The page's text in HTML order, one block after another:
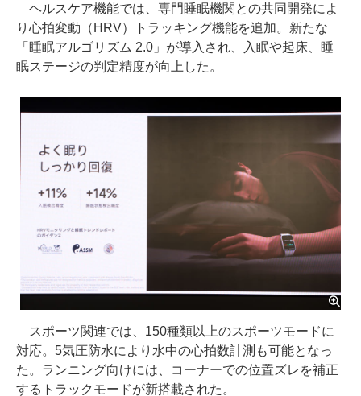
ヘルスケア機能では、専門睡眠機関との共同開発によ
り心拍変動（HRV）トラッキング機能を追加。新たな
「睡眠アルゴリズム 2.0」が導入され、入眠や起床、睡
眠ステージの判定精度が向上した。
スポーツ関連では、150種類以上のスポーツモードに
対応。5気圧防水により水中の心拍数計測も可能となっ
た。ランニング向けには、コーナーでの位置ズレを補正
するトラックモードが新搭載された。